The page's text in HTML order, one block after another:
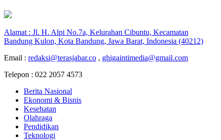
Alamat : Jl. H. Alpi No.7a, Kelurahan Cibuntu, Kecamatan
Bandung Kulon, Kota Bandung, Jawa Barat, Indonesia (40212)
Email : redaksi@terasjabar.co , ghigaintimedia@gmail.com
Telepon : 022 2057 4573
Berita Nasional
Ekonomi & Bisnis
Kesehatan
Olahraga
Pendidikan
Teknologi